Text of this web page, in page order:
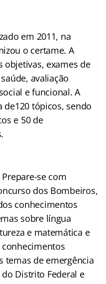
em 2011, na
o certame. A
objetivas, exames de
avaliação
e funcional. A
tópicos, sendo
e 50 de
se com
dos Bombeiros,
conhecimentos
sobre língua
e matemática e
temas de emergência
Distrito Federal e